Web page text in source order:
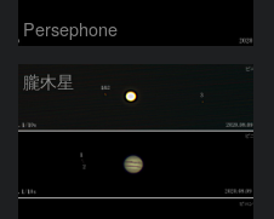
Persephone
朧木星